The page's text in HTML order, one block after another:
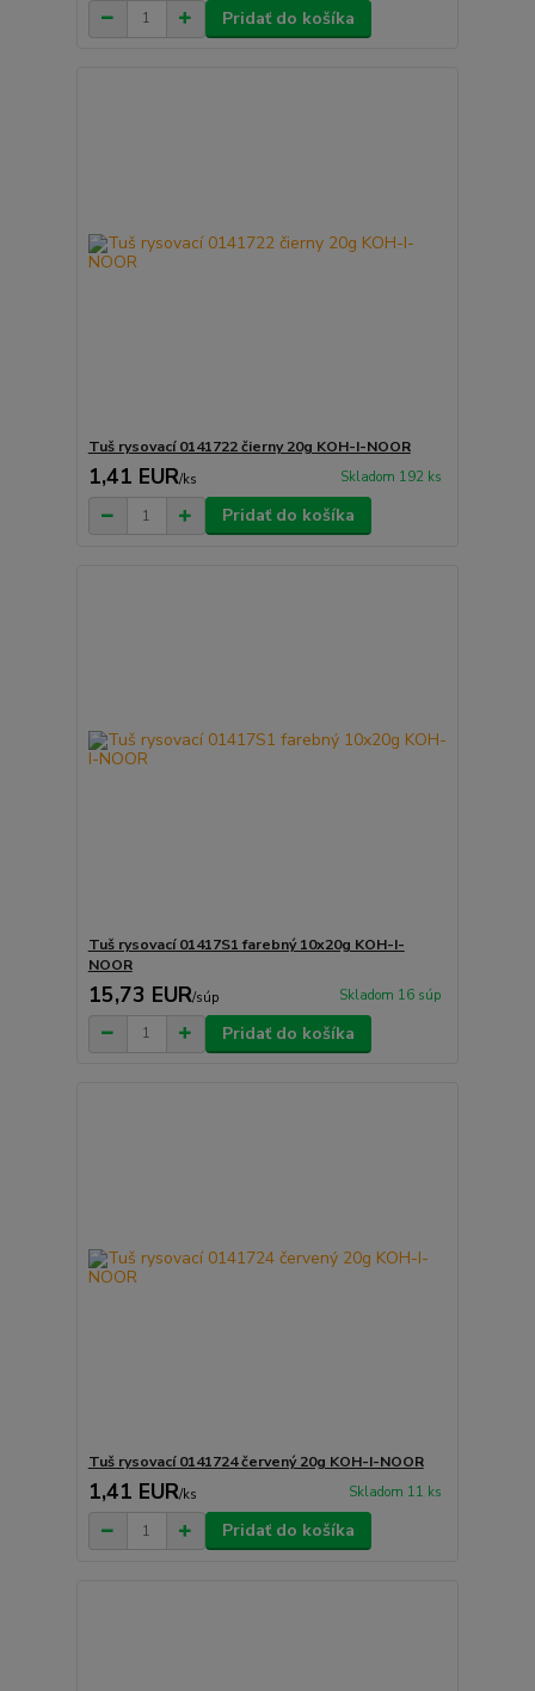
Pridať do košíka
Tuš rysovací 0141722 čierny 20g KOH-I-NOOR
1,41 EUR/ks Skladom 192 ks
Pridať do košíka
Tuš rysovací 01417S1 farebný 10x20g KOH-I-
NOOR
15,73 EUR/súp Skladom 16 súp
Pridať do košíka
Tuš rysovací 0141724 červený 20g KOH-I-NOOR
1,41 EUR/ks Skladom 11 ks
Pridať do košíka